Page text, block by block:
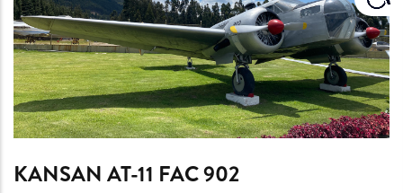
KANSAN AT-11 FAC 902